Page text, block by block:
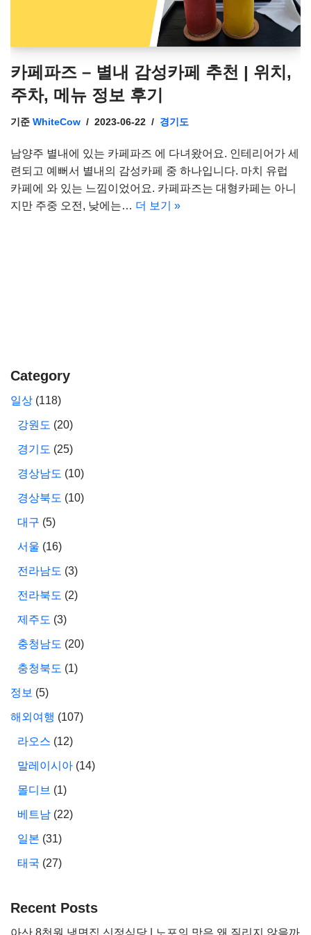
카페파즈 – 별내 감성카페 추천 | 위치,
주차, 메뉴 정보 후기
기준 WhiteCow 2023-06-22 경기도
남양주 별내에 있는 카페파즈 에 다녀왔어요. 인테리어가 세
련되고 예뻐서 별내의 감성카페 중 하나입니다. 마치 유럽
카페에 와 있는 느낌이었어요. 카페파즈는 대형카페는 아니
지만 주중 오전, 낮에는… 더 보기 »
Category
일상 (118)
강원도 (20)
경기도 (25)
경상남도 (10)
경상북도 (10)
대구 (5)
서울 (16)
전라남도 (3)
전라북도 (2)
제주도 (3)
충청남도 (20)
충청북도 (1)
정보 (5)
해외여행 (107)
라오스 (12)
말레이시아 (14)
몰디브 (1)
베트남 (22)
일본 (31)
태국 (27)
Recent Posts
아산 8천원 냉면집 신정식당 | 노포의 맛은 왜 질리지 않을까